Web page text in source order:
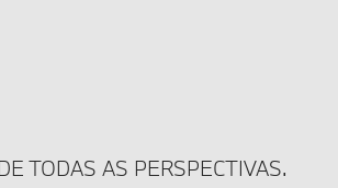
TODAS AS PERSPECTIVAS.